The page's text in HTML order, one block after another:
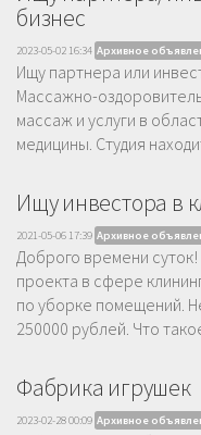
бизнес
2023-05-02 16:34 Архивное
Ищу партнера или
Массажно-
массаж и услуги в
медицины. Студия
Ищу инвестора в
2021-05-06 17:39 Архивное
Доброго времени
проекта в сфере
по уборке помещений.
250000 рублей. Что
Фабрика игрушек
2023-02-28 00:09 Архивное